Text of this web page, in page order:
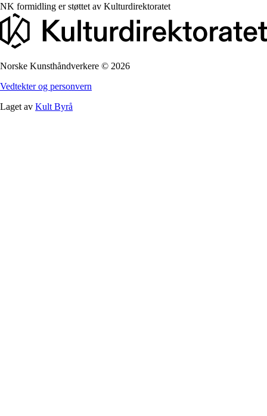
NK formidling er støttet av Kulturdirektoratet
Norske Kunsthåndverkere © 2026
Vedtekter og personvern
Laget av Kult Byrå